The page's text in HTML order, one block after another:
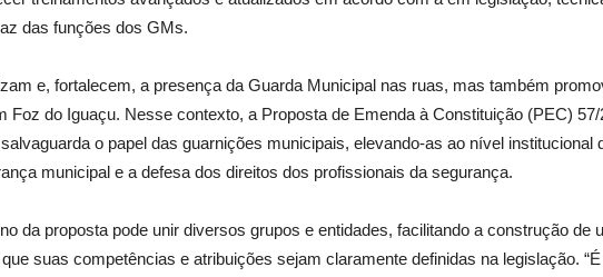
das funções dos GMs.
e, fortalecem, a presença da Guarda Municipal nas ruas, mas também
Foz do Iguaçu. Nesse contexto, a Proposta de Emenda à Constituição (PEC)
o papel das guarnições municipais, elevando-as ao nível
municipal e a defesa dos direitos dos profissionais da segurança.
da proposta pode unir diversos grupos e entidades, facilitando a construção
suas competências e atribuições sejam claramente definidas na legislação.